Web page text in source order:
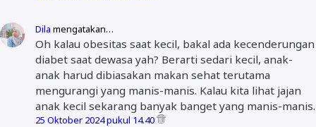
Dila mengatakan…
Oh kalau obesitas saat kecil, bakal ada kecenderungan
diabet saat dewasa yah? Berarti sedari kecil, anak-
anak harud dibiasakan makan sehat terutama
mengurangi yang manis-manis. Kalau kita lihat jajan
anak kecil sekarang banyak banget yang manis-manis.
25 Oktober 2024 pukul 14.40